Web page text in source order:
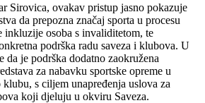
Sirovica, ovakav pristup jasno pokazuje
da prepozna značaj sporta u procesu
inkluzije osoba s invaliditetom, te
podrška radu saveza i klubova. U
da je podrška dodatno zaokružena
za nabavku sportske opreme u
s ciljem unapređenja uslova za
koji djeluju u okviru Saveza.